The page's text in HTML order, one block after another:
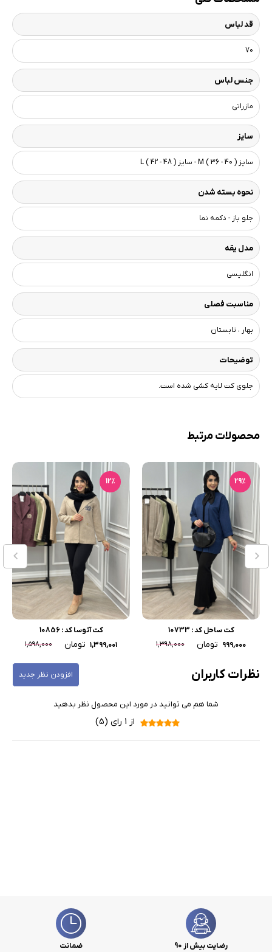
قد لباس
70
جنس لباس
مازراتی
سایز
سایز M ( 36 - 40 ) - سایز L ( 42 - 48 )
نحوه بسته شدن
جلو باز - دکمه نما
مدل یقه
انگلیسی
مناسبت فصلی
بهار ، تابستان
توضیحات
جلوی کت لایه کشی شده است.
محصولات مرتبط
29٪
کت ساحل کد : 10733
۹۹۹,۰۰۰ تومان ۱,۳۹۸,۰۰۰
12٪
کت آتوسا کد : 10856
۱,۳۹۹,۰۰۱ تومان ۱,۵۹۸,۰۰۰
نظرات کاربران افزودن نظر جدید
شما هم می توانید در مورد این محصول نظر بدهید
از 1 رای (5)
رضایت بیش از 90
ضمانت